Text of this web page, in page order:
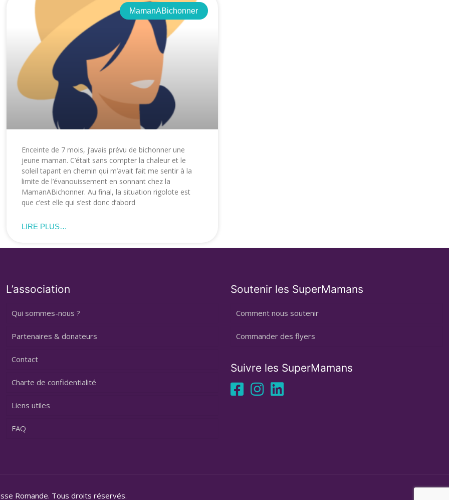
MamanABichonner
Enceinte de 7 mois, j’avais prévu de bichonner une
jeune maman. C’était sans compter la chaleur et le
soleil tapant en chemin qui m’avait fait me sentir à la
limite de l’évanouissement en sonnant chez la
MamanABichonner. Au final, la situation rigolote est
que c’est elle qui s’est donc d’abord
LIRE PLUS…
L’association
Qui sommes-nous ?
Partenaires & donateurs
Contact
Charte de confidentialité
Liens utiles
FAQ
Soutenir les SuperMamans
Comment nous soutenir
Commander des flyers
Suivre les SuperMamans
Romande. Tous droits réservés.